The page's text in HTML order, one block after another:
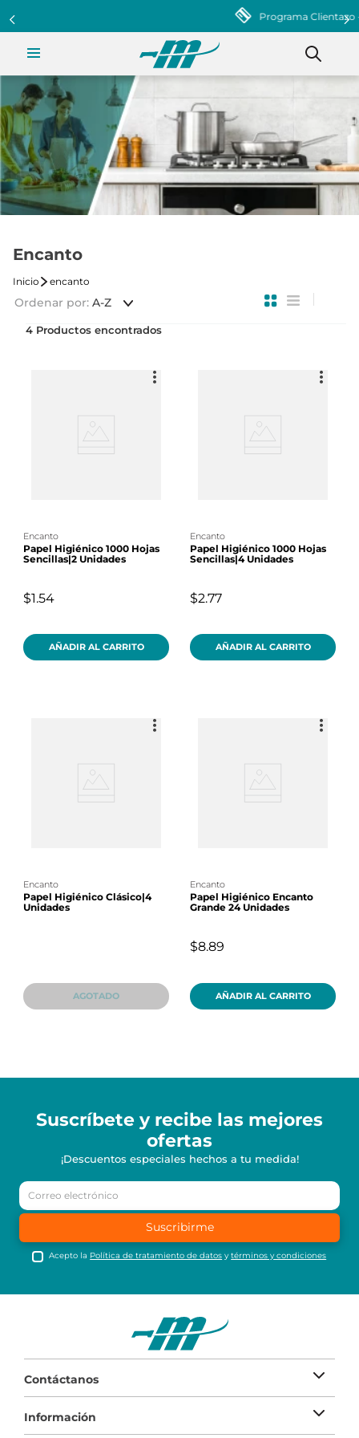
Programa Clientazo - Acumula puntos ¡Afiliate!
Encanto
encanto
Ordenar por A-Z
4
encanto
Papel Higiénico 1000 Hojas
Sencillas|2 Unidades
$1.54
AÑADIR AL CARRITO
encanto
Papel Higiénico 1000 Hojas
Sencillas|4 Unidades
$2.77
AÑADIR AL CARRITO
encanto
Papel Higiénico Clásico|4
Unidades
AGOTADO
encanto
Papel Higiénico Encanto
Grande 24 Unidades
$8.89
AÑADIR AL CARRITO
Suscríbete y recibe las mejores
ofertas
¡Descuentos especiales hechos a tu medida!
Suscribirme
Acepto la Política de tratamiento de datos ytérminos y condiciones
Contáctanos
Información